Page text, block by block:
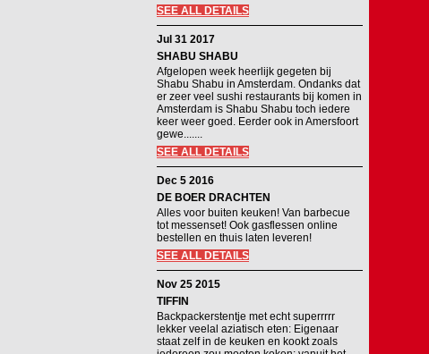
SEE ALL DETAILS
Jul 31 2017
SHABU SHABU
Afgelopen week heerlijk gegeten bij
Shabu Shabu in Amsterdam. Ondanks dat
er zeer veel sushi restaurants bij komen in
Amsterdam is Shabu Shabu toch iedere
keer weer goed. Eerder ook in Amersfoort
gewe.......
SEE ALL DETAILS
Dec 5 2016
DE BOER DRACHTEN
Alles voor buiten keuken! Van barbecue
tot messenset! Ook gasflessen online
bestellen en thuis laten leveren!
SEE ALL DETAILS
Nov 25 2015
TIFFIN
Backpackerstentje met echt superrrrr
lekker veelal aziatisch eten: Eigenaar
staat zelf in de keuken en kookt zoals